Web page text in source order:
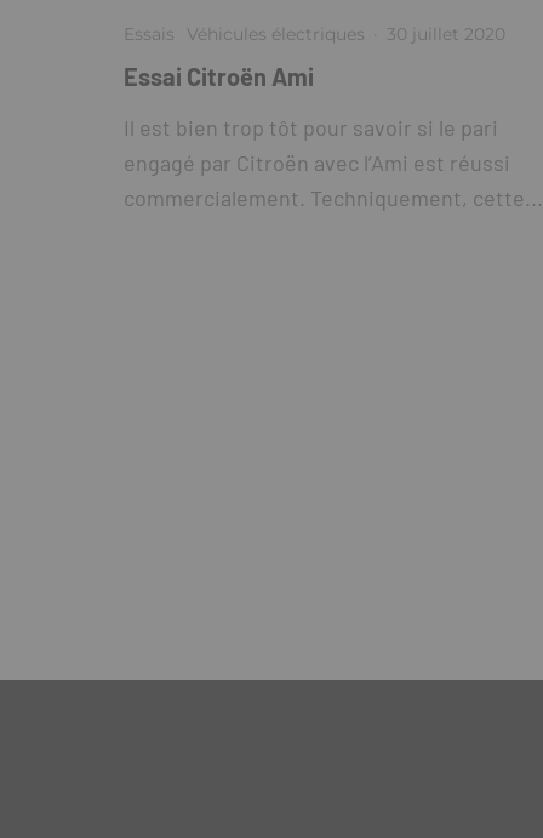
Essais Véhicules électriques · 30 juillet 2020
Essai Citroën Ami
Il est bien trop tôt pour savoir si le pari
engagé par Citroën avec l’Ami est réussi
commercialement. Techniquement, cette...